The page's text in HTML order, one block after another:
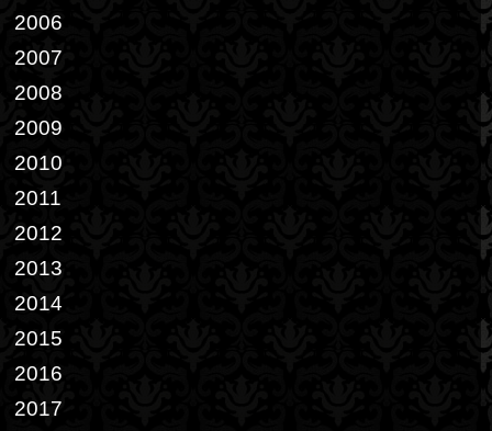
2006
2007
2008
2009
2010
2011
2012
2013
2014
2015
2016
2017